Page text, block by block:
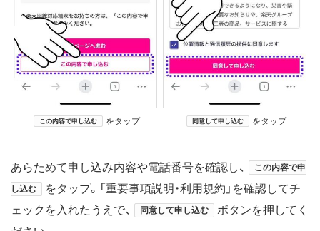
この内容で申し込む をタップ 同意して申し込む をタップ
あらためて申し込み内容や電話番号を確認し、 この内容で申
し込む
をタップ。「重要事項説明・利用規約」を確認してチ
ェックを入れたうえで、
同意して申し込む
ボタンを押してく